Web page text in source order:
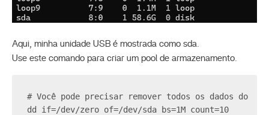
Aqui, minha unidade USB é mostrada como sda.
Use este comando para criar um pool de armazenamento.
# Você pode precisar remover todos os dados do
dd if=/dev/zero of=/dev/sda bs=1M count=10